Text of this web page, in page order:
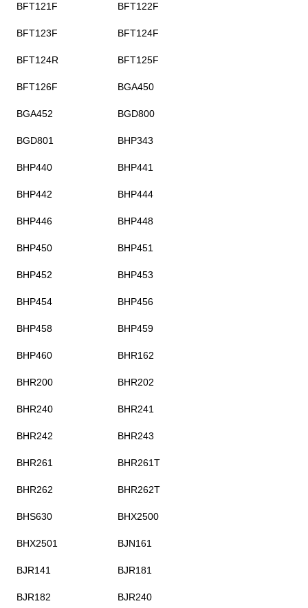
BFT121F BFT122F
BFT123F BFT124F
BFT124R BFT125F
BFT126F BGA450
BGA452 BGD800
BGD801 BHP343
BHP440 BHP441
BHP442 BHP444
BHP446 BHP448
BHP450 BHP451
BHP452 BHP453
BHP454 BHP456
BHP458 BHP459
BHP460 BHR162
BHR200 BHR202
BHR240 BHR241
BHR242 BHR243
BHR261 BHR261T
BHR262 BHR262T
BHS630 BHX2500
BHX2501 BJN161
BJR141 BJR181
BJR182 BJR240